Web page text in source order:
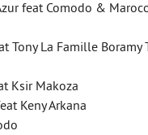
feat Comodo &
Tony La Famille
Ksir Makoza
Keny Arkana